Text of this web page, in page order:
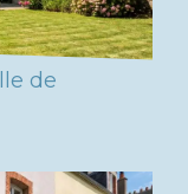
de